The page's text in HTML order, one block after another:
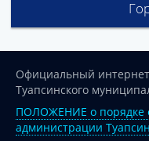
Официальный
Туапсинского
ПОЛОЖЕНИЕ о порядке
администрации